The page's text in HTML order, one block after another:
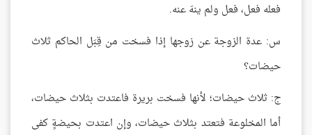
فعله فعل، فعل ولم ينهَ عنه.
س: عدة الزوجة عن زوجها إذا فسخت من قِبَل الحاكم ثلاث
حيضات؟
ج: ثلاث حيضات؛ لأنها فسخت بريرة فاعتدت بثلاث حيضات،
أما المخلوعة فتعتد بثلاث حيضات، وإن اعتدت بحيضةٍ كفى